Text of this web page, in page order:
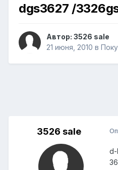
dgs3627 /
Автор: 3526 sale
21 июня, 2010 в
3526 sale
d-